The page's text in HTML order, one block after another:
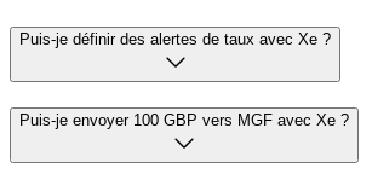
Puis-je définir des alertes de taux avec Xe ?
Puis-je envoyer 100 GBP vers MGF avec Xe ?